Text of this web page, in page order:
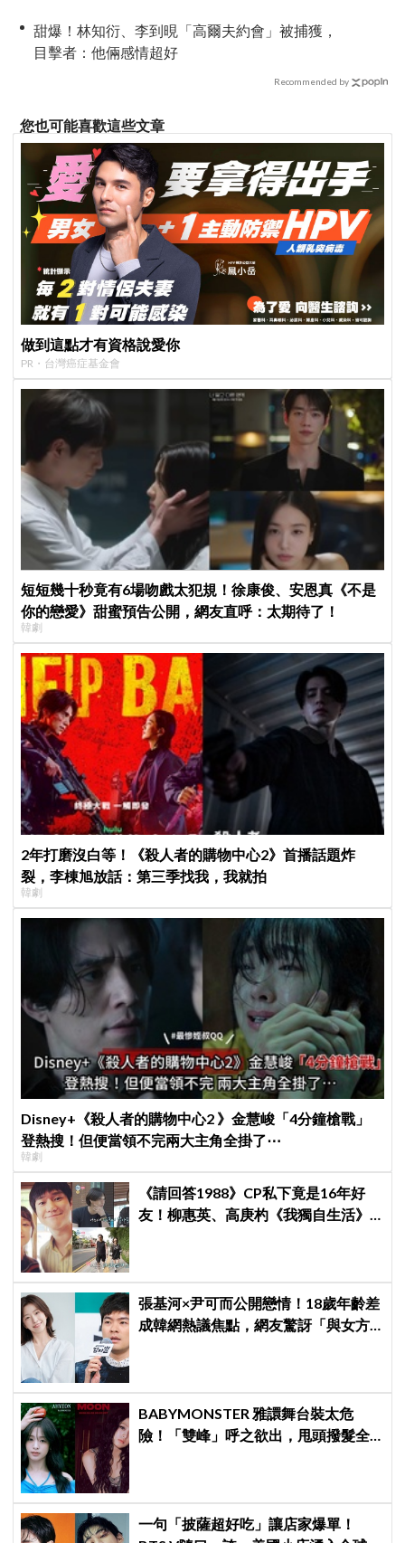
甜爆！林知衍、李到晛「高爾夫約會」被捕獲，
目擊者：他倆感情超好
Recommended by
您也可能喜歡這些文章
做到這點才有資格說愛你
PR・台灣癌症基金會
短短幾十秒竟有6場吻戲太犯規！徐康俊、安恩真《不是
你的戀愛》甜蜜預告公開，網友直呼：太期待了！
韓劇
2年打磨沒白等！《殺人者的購物中心2》首播話題炸
裂，李棟旭放話：第三季找我，我就拍
韓劇
Disney+《殺人者的購物中心2 》金慧峻「4分鐘槍戰」
登熱搜！但便當領不完兩大主角全掛了⋯
韓劇
《請回答1988》CP私下竟是16年好
友！柳惠英、高庚杓《我獨自生活》
張基河×尹可而公開戀情！18歲年齡差
成韓網熱議焦點，網友驚訝「與女方
BABYMONSTER 雅譞舞台裝太危
險！「雙峰」呼之欲出，甩頭撥髮全
一句「披薩超好吃」讓店家爆單！